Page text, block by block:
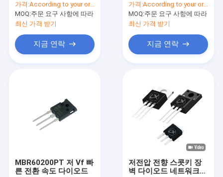
가격:According to your order requirement
MOQ:주문 요구 사항에 따라
최신 가격 받기
지금 연락
가격:According to your order requirement
MOQ:주문 요구 사항에 따라
최신 가격 받기
지금 연락
MBR60200PT 저 Vf 빠
른 전환 속도 다이오드
저전압 전향 스콧키 장
벽 다이오드 네트워크